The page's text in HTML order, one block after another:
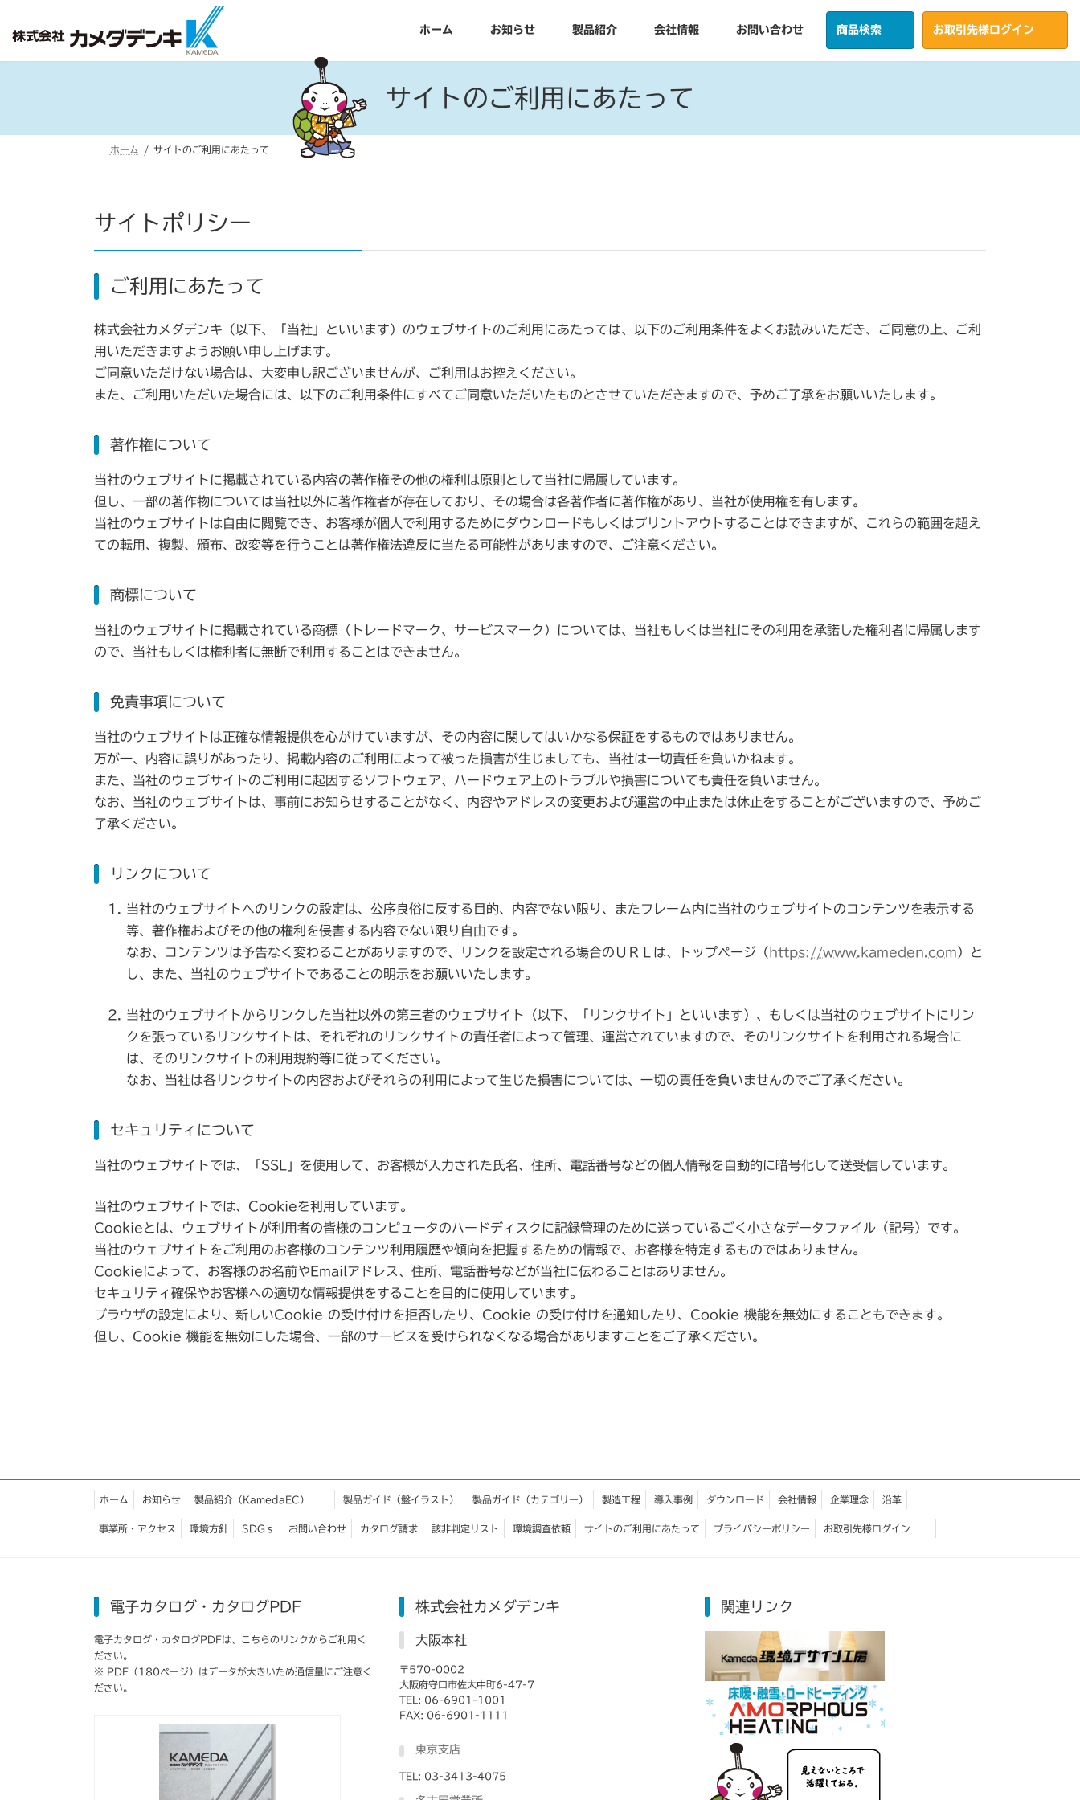
ス
ン
ホーム お知らせ 製品紹介 会社情報 お問い合わせ 商品検索 お取引先様ログイン
サイトのご利用にあたって
ホーム サイトのご利用にあたって
サイトポリシー
ご利用にあたって
株式会社カメダデンキ（以下、「当社」といいます）のウェブサイトのご利用にあたっては、以下のご利用条件をよくお読みいただき、ご同意の上、ご利
用いただきますようお願い申し上げます。
ご同意いただけない場合は、大変申し訳ございませんが、ご利用はお控えください。
また、ご利用いただいた場合には、以下のご利用条件にすべてご同意いただいたものとさせていただきますので、予めご了承をお願いいたします。
著作権について
当社のウェブサイトに掲載されている内容の著作権その他の権利は原則として当社に帰属しています。
但し、一部の著作物については当社以外に著作権者が存在しており、その場合は各著作者に著作権があり、当社が使用権を有します。
当社のウェブサイトは自由に閲覧でき、お客様が個人で利用するためにダウンロードもしくはプリントアウトすることはできますが、これらの範囲を超え
ての転用、複製、頒布、改変等を行うことは著作権法違反に当たる可能性がありますので、ご注意ください。
商標について
当社のウェブサイトに掲載されている商標（トレードマーク、サービスマーク）については、当社もしくは当社にその利用を承諾した権利者に帰属します
ので、当社もしくは権利者に無断で利用することはできません。
免責事項について
当社のウェブサイトは正確な情報提供を心がけていますが、その内容に関してはいかなる保証をするものではありません。
万が一、内容に誤りがあったり、掲載内容のご利用によって被った損害が生じましても、当社は一切責任を負いかねます。
また、当社のウェブサイトのご利用に起因するソフトウェア、ハードウェア上のトラブルや損害についても責任を負いません。
なお、当社のウェブサイトは、事前にお知らせすることがなく、内容やアドレスの変更および運営の中止または休止をすることがございますので、予めご
了承ください。
リンクについて
当社のウェブサイトへのリンクの設定は、公序良俗に反する目的、内容でない限り、またフレーム内に当社のウェブサイトのコンテンツを表示する
等、著作権およびその他の権利を侵害する内容でない限り自由です。
なお、コンテンツは予告なく変わることがありますので、リンクを設定される場合のＵＲＬは、トップページ（ https://www.kameden.com）と
し、また、当社のウェブサイトであることの明示をお願いいたします。
当社のウェブサイトからリンクした当社以外の第三者のウェブサイト（以下、「リンクサイト」といいます）、もしくは当社のウェブサイトにリン
クを張っているリンクサイトは、それぞれのリンクサイトの責任者によって管理、運営されていますので、そのリンクサイトを利用される場合に
は、そのリンクサイトの利用規約等に従ってください。
なお、当社は各リンクサイトの内容およびそれらの利用によって生じた損害については、一切の責任を負いませんのでご了承ください。
セキュリティについて
当社のウェブサイトでは、「SSL」を使用して、お客様が入力された氏名、住所、電話番号などの個人情報を自動的に暗号化して送受信しています。
当社のウェブサイトでは、Cookieを利用しています。
Cookieとは、ウェブサイトが利用者の皆様のコンピュータのハードディスクに記録管理のために送っているごく小さなデータファイル（記号）です。
当社のウェブサイトをご利用のお客様のコンテンツ利用履歴や傾向を把握するための情報で、お客様を特定するものではありません。
Cookieによって、お客様のお名前やEmailアドレス、住所、電話番号などが当社に伝わることはありません。
セキュリティ確保やお客様への適切な情報提供をすることを目的に使用しています。
ブラウザの設定により、新しいCookie の受け付けを拒否したり、Cookie の受け付けを通知したり、Cookie 機能を無効にすることもできます。
但し、Cookie 機能を無効にした場合、一部のサービスを受けられなくなる場合がありますことをご了承ください。
ホーム お知らせ 製品紹介（KamedaEC） 製品ガイド（盤イラスト） 製品ガイド（カテゴリー） 製造工程 導入事例 ダウンロード 会社情報 企業理念 沿革
事業所・アクセス 環境方針 SDGｓ お問い合わせ カタログ請求 該非判定リスト 環境調査依頼 サイトのご利用にあたって プライバシーポリシー お取引先様ログイン
電子カタログ・カタログPDF
電子カタログ・カタログPDFは、こちらのリンクからご利用く
ださい。
※ PDF（180ページ）はデータが大きいため通信量にご注意く
ださい。
株式会社カメダデンキ
大阪本社
〒570-0002
大阪府守口市佐太中町6-47-7
TEL: 06-6901-1001
FAX: 06-6901-1111
東京支店
TEL: 03-3413-4075
関連リンク